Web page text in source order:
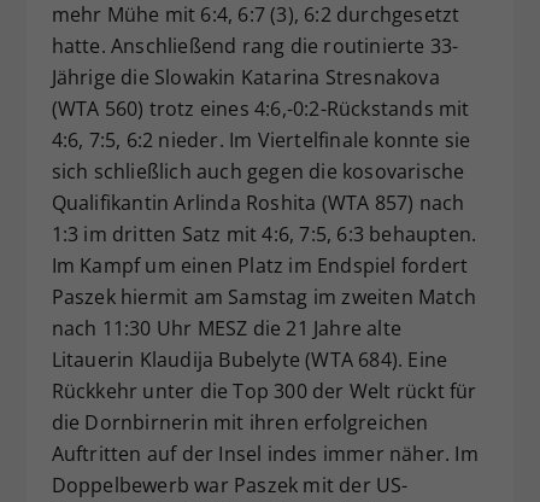
mehr Mühe mit 6:4, 6:7 (3), 6:2 durchgesetzt
hatte. Anschließend rang die routinierte 33-
Jährige die Slowakin Katarina Stresnakova
(WTA 560) trotz eines 4:6,-0:2-Rückstands mit
4:6, 7:5, 6:2 nieder. Im Viertelfinale konnte sie
sich schließlich auch gegen die kosovarische
Qualifikantin Arlinda Roshita (WTA 857) nach
1:3 im dritten Satz mit 4:6, 7:5, 6:3 behaupten.
Im Kampf um einen Platz im Endspiel fordert
Paszek hiermit am Samstag im zweiten Match
nach 11:30 Uhr MESZ die 21 Jahre alte
Litauerin Klaudija Bubelyte (WTA 684). Eine
Rückkehr unter die Top 300 der Welt rückt für
die Dornbirnerin mit ihren erfolgreichen
Auftritten auf der Insel indes immer näher. Im
Doppelbewerb war Paszek mit der US-